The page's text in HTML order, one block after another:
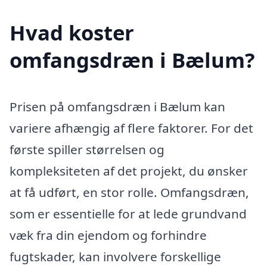
Hvad koster
omfangsdræn i Bælum?
Prisen på omfangsdræn i Bælum kan
variere afhængig af flere faktorer. For det
første spiller størrelsen og
kompleksiteten af det projekt, du ønsker
at få udført, en stor rolle. Omfangsdræn,
som er essentielle for at lede grundvand
væk fra din ejendom og forhindre
fugtskader, kan involvere forskellige